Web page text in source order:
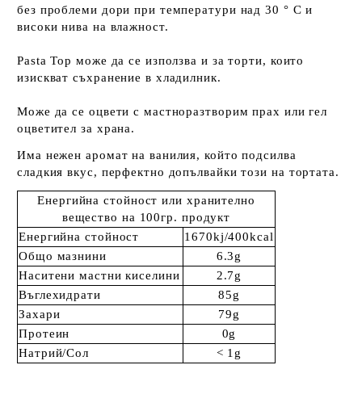
без проблеми дори при температури над 30 ° C и
високи нива на влажност.
Pasta Top може да се използва и за торти, които
изискват съхранение в хладилник.
Може да се оцвети с мастноразтворим прах или гел
оцветител за храна.
Има нежен аромат на ванилия, който подсилва
сладкия вкус, перфектно допълвайки този на тортата.
Енергийна стойност или хранително
вещество на 100гр. продукт
Енергийна стойност
1670kj/400kcal
Общо мазнини
6.3g
Наситени мастни киселини
2.7g
Въглехидрати
85g
Захари
79g
Протеин
0g
Натрий/Сол
< 1g